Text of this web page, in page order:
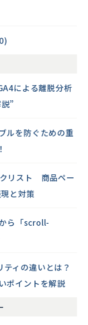
による離脱分析
”
ルを防ぐための重
リスト 商品ペー
と対策
ら「scroll-
ィの違いとは？
ポイントを解説